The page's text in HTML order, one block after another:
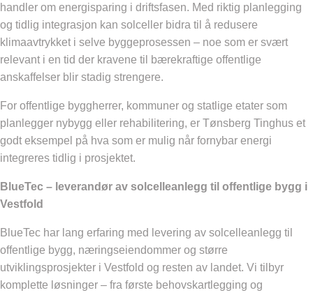
handler om energisparing i driftsfasen. Med riktig planlegging
og tidlig integrasjon kan solceller bidra til å redusere
klimaavtrykket i selve byggeprosessen – noe som er svært
relevant i en tid der kravene til bærekraftige offentlige
anskaffelser blir stadig strengere.
For offentlige byggherrer, kommuner og statlige etater som
planlegger nybygg eller rehabilitering, er Tønsberg Tinghus et
godt eksempel på hva som er mulig når fornybar energi
integreres tidlig i prosjektet.
BlueTec – leverandør av solcelleanlegg til offentlige bygg i
Vestfold
BlueTec har lang erfaring med levering av solcelleanlegg til
offentlige bygg, næringseiendommer og større
utviklingsprosjekter i Vestfold og resten av landet. Vi tilbyr
komplette løsninger – fra første behovskartlegging og